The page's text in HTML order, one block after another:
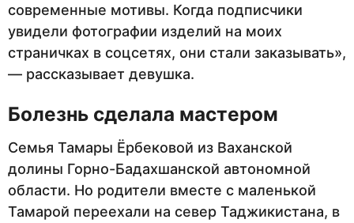
современные мотивы. Когда подписчики
увидели фотографии изделий на моих
страничках в соцсетях, они стали заказывать»,
— рассказывает девушка.
Болезнь сделала мастером
Семья Тамары Ёрбековой из Ваханской
долины Горно-Бадахшанской автономной
области. Но родители вместе с маленькой
Тамарой переехали на север Таджикистана, в